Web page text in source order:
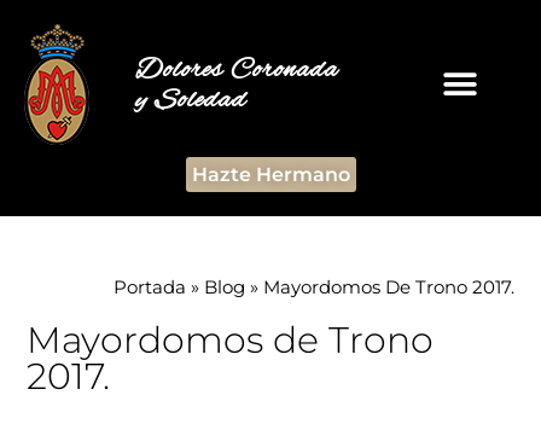
Dolores Coronada
y Soledad
Hazte Hermano
Portada » Blog » Mayordomos De Trono 2017.
Mayordomos de Trono
2017.